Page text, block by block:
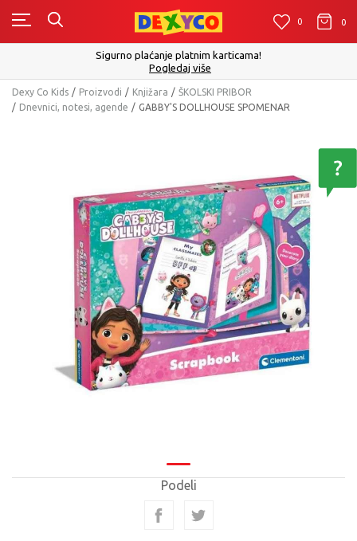
0 0
Click&Collect - Platite karticom Online i preuzmite u
izboru
Dexy Co Kids Proizvodi Knjižara
ŠKOLSKI PRIBOR
Dnevnici, notesi, agende
GABBY'S DOLLHOUSE SPOMENAR
Podeli